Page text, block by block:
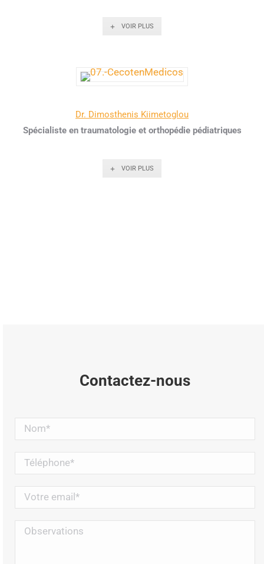
VOIR PLUS
Dr. Dimosthenis Kiimetoglou
Spécialiste en traumatologie et orthopédie pédiatriques
VOIR PLUS
Contactez-nous